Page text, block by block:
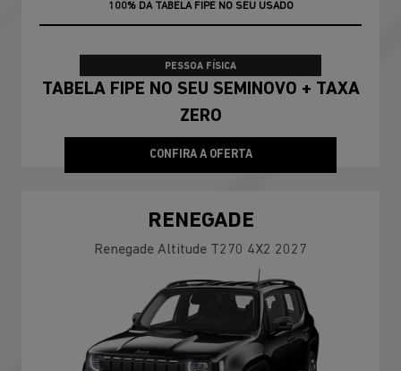
100% DA TABELA FIPE NO SEU USADO
PESSOA FÍSICA
TABELA FIPE NO SEU SEMINOVO + TAXA
ZERO
CONFIRA A OFERTA
RENEGADE
Renegade Altitude T270 4X2 2027